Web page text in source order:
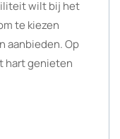
wilt bij het
te kiezen
aanbieden. Op
hart genieten